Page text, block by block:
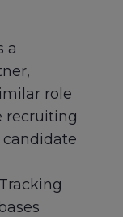
a
role
recruiting